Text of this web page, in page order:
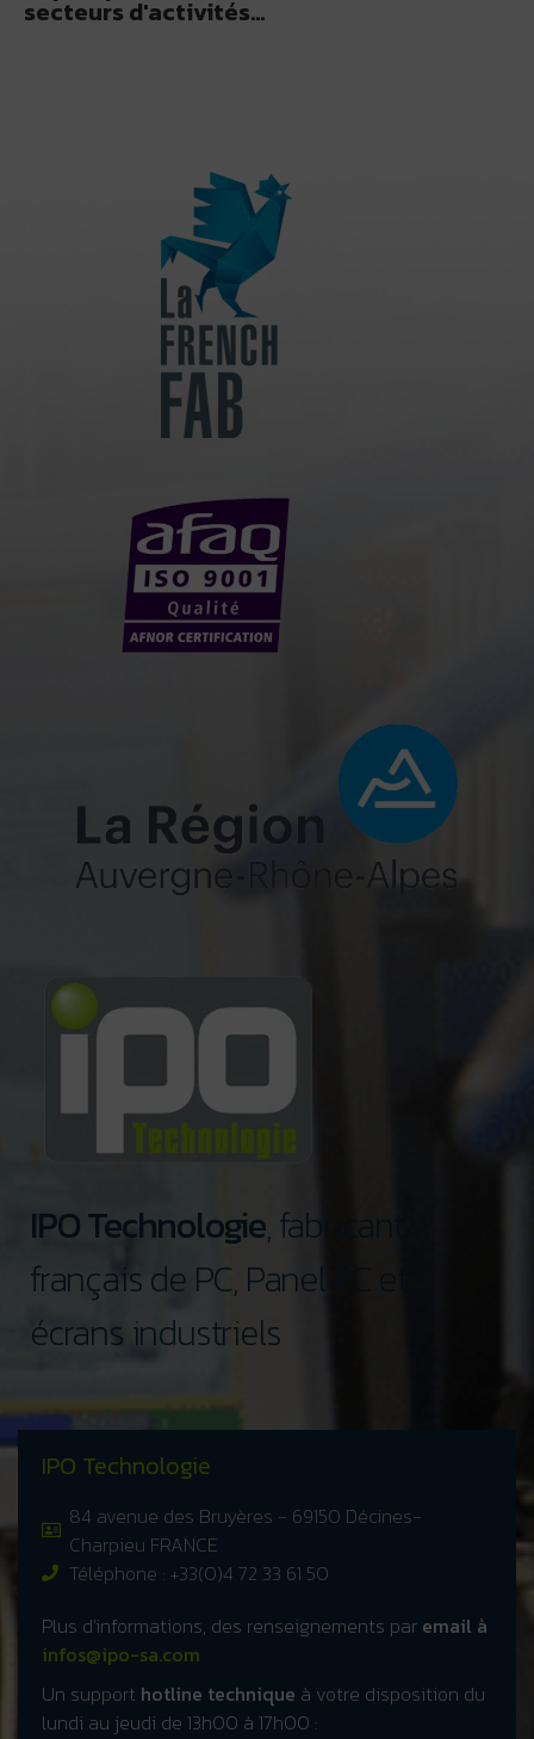
secteurs d'activités…
IPO Technologie, fabricant
français de PC, Panel PC et
écrans industriels
IPO Technologie
84 avenue des Bruyères - 69150 Décines-
Charpieu FRANCE
Téléphone : +33(0)4 72 33 61 50
Plus d’informations, des renseignements par email à
infos@ipo-sa.com
Un support hotline technique à votre disposition du
lundi au jeudi de 13h00 à 17h00 :